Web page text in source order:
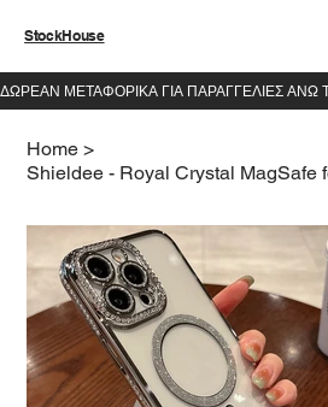
StockHouse
Home >